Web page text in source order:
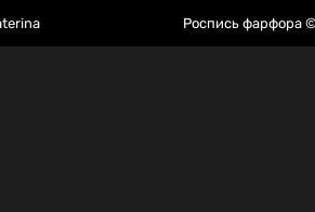
Роспись фарфора